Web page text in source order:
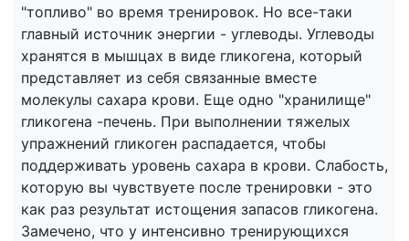
"топливо" во время тренировок. Но все-таки
главный источник энергии - углеводы. Углеводы
хранятся в мышцах в виде гликогена, который
представляет из себя связанные вместе
молекулы сахара крови. Еще одно "хранилище"
гликогена -печень. При выполнении тяжелых
упражнений гликоген распадается, чтобы
поддерживать уровень сахара в крови. Слабость,
которую вы чувствуете после тренировки - это
как раз результат истощения запасов гликогена.
Замечено, что у интенсивно тренирующихся